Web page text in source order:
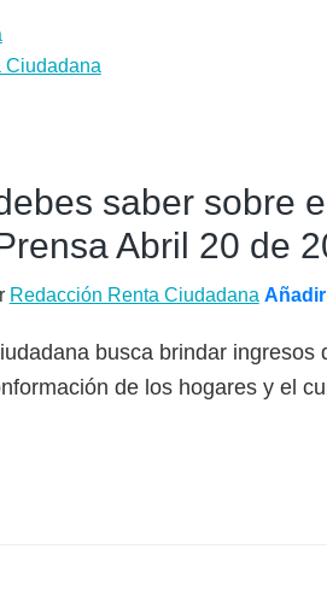
Ciudadana
saber sobre
Abril 20 de
Redacción Renta Ciudadana
busca brindar
de los hogares y el